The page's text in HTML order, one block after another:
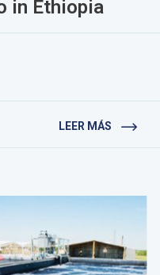
in Ethiopia
LEER MÁS